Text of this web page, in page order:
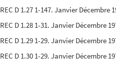
REC D 1.27 1-147. Janvier Décembre
REC D 1.28 1-31. Janvier Décembre
REC D 1.29 1-29. Janvier Décembre
REC D 1.30 1-29. Janvier Décembre